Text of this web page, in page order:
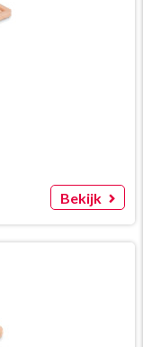
Bekijk